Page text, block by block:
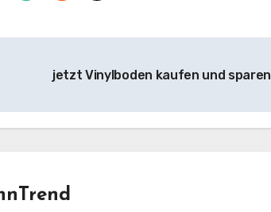
jetzt Vinylboden kaufen und sparen